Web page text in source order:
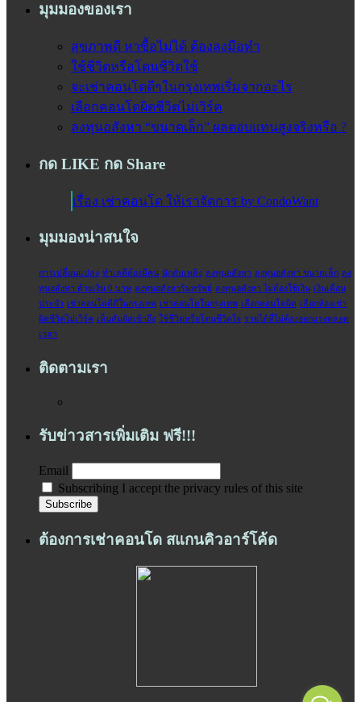
มุมมองของเรา
สุขภาพดี หาซื้อไม่ได้ ต้องลงมือทำ
ใช้ชีวิตหรือโดนชีวิตใช้
จะเช่าคอนโดดีๆในกรุงเทพเริ่มจากอะไร
เลือกคอนโดผิดชีวิตไม่เวิร์ค
ลงทุนอสังหา “ขนาดเล็ก” ผลตอบแทนสูงจริงหรือ ?
กด LIKE กด Share
เรื่อง เช่าคอนโด ให้เราจัดการ by CondoWant
มุมมองน่าสนใจ
การเปลี่ยนแปลง ทำเลดีต้องมีคน นักดับเพลิง ลงทุนอสังหา ลงทุนอสังหา ขนาดเล็ก ลง
ทุนอสังหา ด้วยเงิน 0 บาท ลงทุนอสังหาริมทรัพย์ ลงทุนอสังหา ไม่ต้องใช้เงิน เงินเดือน
ประจำ‬ เช่าคอนโดดีดีในกรุงเทพ เช่าคอนโดในกรุงเทพ เลือกคอนโดผิด เลือกห้องเช่า
ผิดชีวิตไม่เวิร์ค เห็นสัมผัสเข้าถึง ใช้ชีวิตหรือโดนชีวิตใจ ‎รายได้ที่ไม่ต้องออกแรงตลอด
เวลา‬
ติดตามเรา
รับข่าวสารเพิ่มเติม ฟรี!!!
Email
Subscribing I accept the privacy rules of this site
ต้องการเช่าคอนโด สแกนคิวอาร์โค้ด